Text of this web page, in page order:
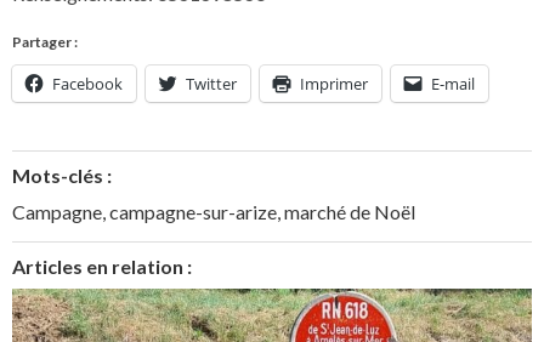
Partager :
Facebook Twitter Imprimer E-mail
Mots-clés :
Campagne,campagne-sur-arize,marché de Noël
Articles en relation :